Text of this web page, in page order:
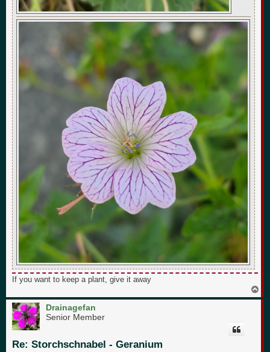
If you want to keep a plant, give it away
a
Drainagefan
Senior Member
Re: Storchschnabel - Geranium